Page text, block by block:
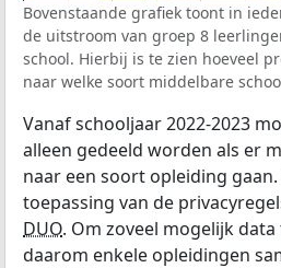
Bovenstaande grafiek toont in
de uitstroom van groep 8
school. Hierbij is te zien hoeveel
naar welke soort middelbare
Vanaf schooljaar 2022-2023
alleen gedeeld worden als er
naar een soort opleiding
toepassing van de
DUO. Om zoveel mogelijk
daarom enkele opleidingen